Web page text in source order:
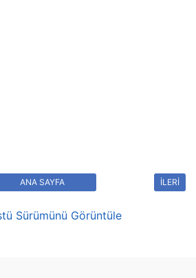
İLERİ
ANA SAYFA
Sürümünü Görüntüle